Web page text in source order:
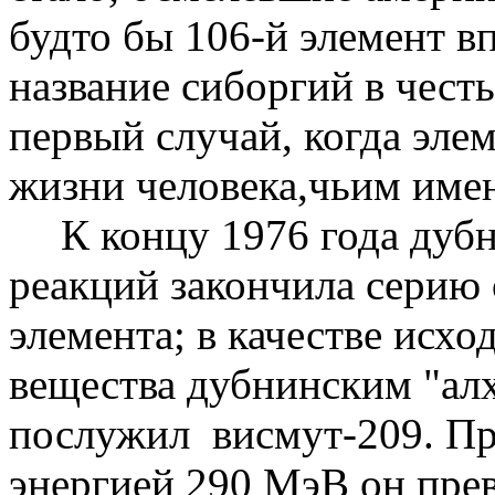
будто бы 106-й элемент
название сиборгий в честь
первый случай, когда
жизни человека,чьим
К концу 1976 года
реакций закончила
элемента; в качестве
вещества дубнинским
послужил висмут-209.
энергией 290 МэВ он